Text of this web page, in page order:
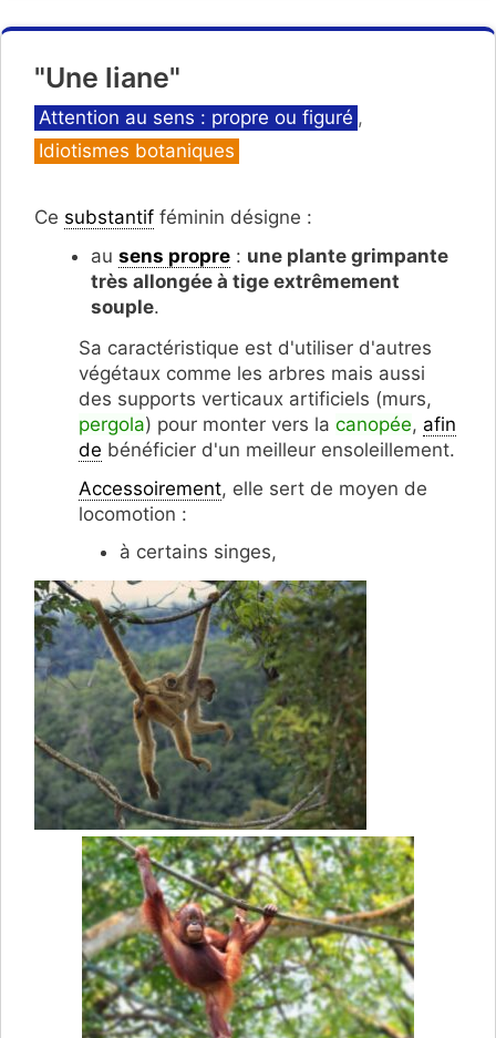
"Une liane"
Catégories
Attention au sens : propre ou figuré ,
Idiotismes botaniques
Ce substantif féminin désigne :
au sens propre : une plante grimpante
très allongée à tige extrêmement
souple.
Sa caractéristique est d'utiliser d'autres
végétaux comme les arbres mais aussi
des supports verticaux artificiels (murs,
pergola) pour monter vers la canopée, afin
de bénéficier d'un meilleur ensoleillement.
Accessoirement, elle sert de moyen de
locomotion :
à certains singes,